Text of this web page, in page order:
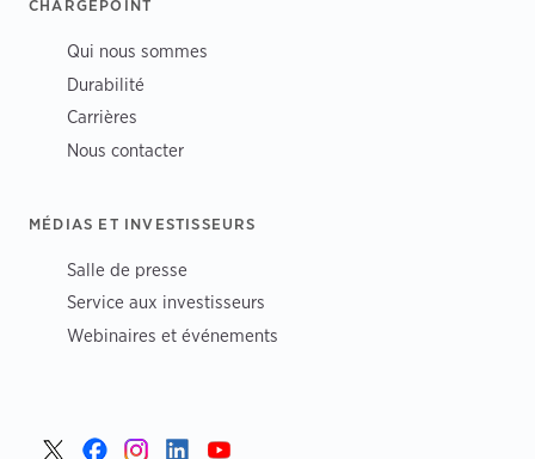
CHARGEPOINT
Qui nous sommes
Durabilité
Carrières
Nous contacter
MÉDIAS ET INVESTISSEURS
Salle de presse
Service aux investisseurs
Webinaires et événements